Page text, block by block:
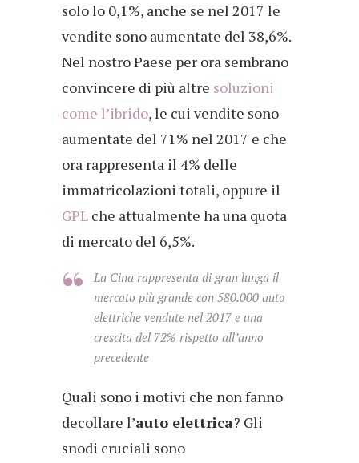
solo lo 0,1%, anche se nel 2017 le
vendite sono aumentate del 38,6%.
Nel nostro Paese per ora sembrano
convincere di più altre soluzioni
come l’ibrido, le cui vendite sono
aumentate del 71% nel 2017 e che
ora rappresenta il 4% delle
immatricolazioni totali, oppure il
GPL che attualmente ha una quota
di mercato del 6,5%.
La Cina rappresenta di gran lunga il
mercato più grande con 580.000 auto
elettriche vendute nel 2017 e una
crescita del 72% rispetto all’anno
precedente
Quali sono i motivi che non fanno
decollare l’auto elettrica? Gli
snodi cruciali sono